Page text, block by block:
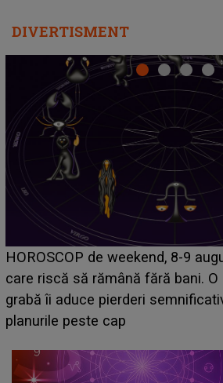
DIVERTISMENT
Emanuel a ținut ACEST DETALIU
acum! În fața Alexandrei,
face o MĂRTURISIRE
sa: "I-am spus și ei în față, eu nu